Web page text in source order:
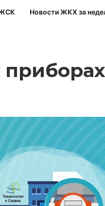
Новости ЖКХ за